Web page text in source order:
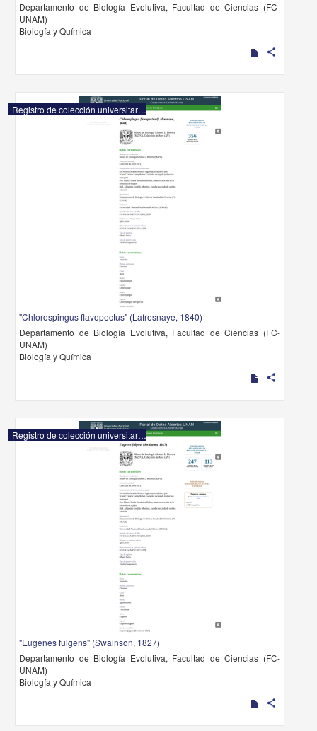
Departamento de Biología Evolutiva, Facultad de Ciencias (FC-
UNAM)
Biología y Química
share
Registro de colección universitaria
"Chlorospingus flavopectus" (Lafresnaye, 1840)
Departamento de Biología Evolutiva, Facultad de Ciencias (FC-
UNAM)
Biología y Química
share
Registro de colección universitaria
"Eugenes fulgens" (Swainson, 1827)
Departamento de Biología Evolutiva, Facultad de Ciencias (FC-
UNAM)
Biología y Química
share